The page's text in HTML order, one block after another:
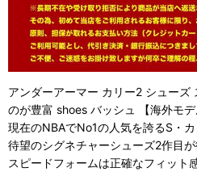
アンダーアーマー カリー2 シューズ
のが豊富 shoes バッシュ 【海外モデ
現在のNBAでNo1の人気を誇るS・カ
待望のシグネチャーシューズ2作目が
スピードフォームは正確なフィット